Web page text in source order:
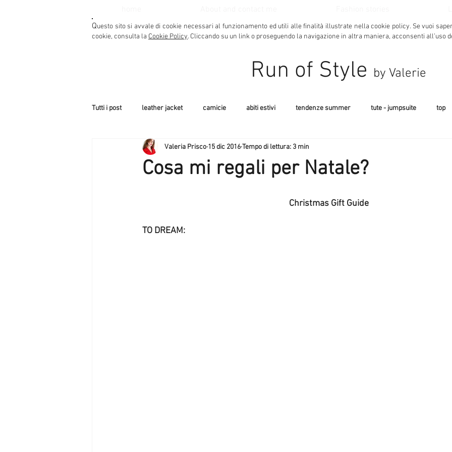
Questo sito si avvale di cookie necessari al funzionamento ed utili alle finalità illustrate nella cookie policy. Se vuoi
cookie, consulta la Cookie Policy. Cliccando su un link o proseguendo la navigazione in altra maniera, acconsenti all’uso
Run of Style by Valerie
Tutti i post leather jacket camicie abiti estivi tendenze summer tute - jumpsuite top
bikini summer tute - jumsuit coat - cappotti costumi estate 2017
come fare shopping
Cosa mi regali per Natale?
Valeria Prisco 15 dic 2016Tempo di lettura: 3 min
Christmas Gift Guide
TO DREAM: